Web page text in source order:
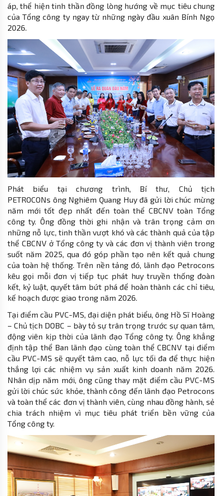
áp, thể hiện tinh thần đồng lòng hướng về mục tiêu chung
của Tổng công ty ngay từ những ngày đầu xuân Bính Ngọ
2026.
Phát biểu tại chương trình, Bí thư, Chủ tịch
PETROCONs ông Nghiêm Quang Huy đã gửi lời chúc mừng
năm mới tốt đẹp nhất đến toàn thể CBCNV toàn Tổng
công ty. Ông đồng thời ghi nhận và trân trọng cảm ơn
những nỗ lực, tinh thần vượt khó và các thành quả của tập
thể CBCNV ở Tổng công ty và các đơn vị thành viên trong
suốt năm 2025, qua đó góp phần tạo nên kết quả chung
của toàn hệ thống. Trên nền tảng đó, lãnh đạo Petrocons
kêu gọi mỗi đơn vị tiếp tục phát huy truyền thống đoàn
kết, kỷ luật, quyết tâm bứt phá để hoàn thành các chỉ tiêu,
kế hoạch được giao trong năm 2026.
Tại điểm cầu PVC-MS, đại diện phát biểu, ông Hồ Sĩ Hoàng
– Chủ tịch DOBC – bày tỏ sự trân trọng trước sự quan tâm,
động viên kịp thời của lãnh đạo Tổng công ty. Ông khẳng
định tập thể Ban lãnh đạo cùng toàn thể CBCNV tại điểm
cầu PVC-MS sẽ quyết tâm cao, nỗ lực tối đa để thực hiện
thắng lợi các nhiệm vụ sản xuất kinh doanh năm 2026.
Nhân dịp năm mới, ông cũng thay mặt điểm cầu PVC-MS
gửi lời chúc sức khỏe, thành công đến lãnh đạo Petrocons
và toàn thể các đơn vị thành viên, cùng nhau đồng hành, sẻ
chia trách nhiệm vì mục tiêu phát triển bền vững của
Tổng công ty.